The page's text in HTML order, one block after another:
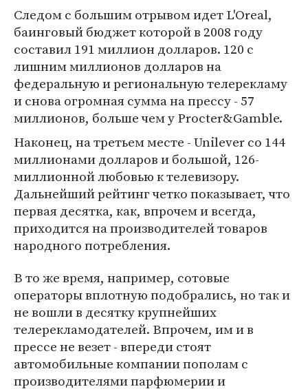
Следом с большим отрывом идет L'Oreal,
баинговый бюджет которой в 2008 году
составил 191 миллион долларов. 120 с
лишним миллионов долларов на
федеральную и региональную телерекламу
и снова огромная сумма на прессу - 57
миллионов, больше чем у Procter&Gamble.
Наконец, на третьем месте - Unilever со 144
миллионами долларов и большой, 126-
миллионной любовью к телевизору.
Дальнейший рейтинг четко показывает, что
первая десятка, как, впрочем и всегда,
приходится на производителей товаров
народного потребления.
В то же время, например, сотовые
операторы вплотную подобрались, но так и
не вошли в десятку крупнейших
телерекламодателей. Впрочем, им и в
прессе не везет - впереди стоят
автомобильные компании пополам с
производителями парфюмерии и